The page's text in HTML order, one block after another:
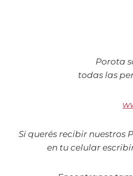
Porota
todas las
Si querés recibir nuestros
en tu celular